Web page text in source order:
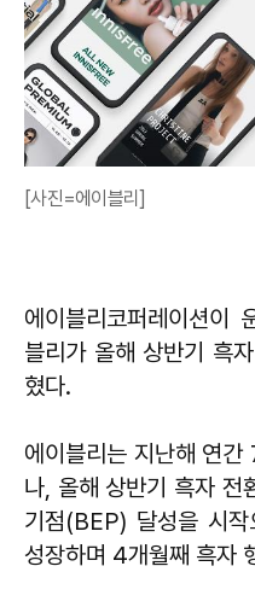
[사진=에이블리]
에이블리코퍼레이션이
블리가 올해 상반기 흑
혔다.
에이블리는 지난해 연
나, 올해 상반기 흑자 전
기점(BEP) 달성을 시
성장하며 4개월째 흑자